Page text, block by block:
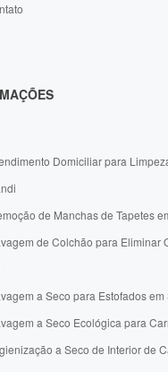
Domiciliar para
de Manchas de Tapetes
de Colchão para Eliminar
a Seco para Estofados em
a Seco Ecológica para
a Seco de Interior de